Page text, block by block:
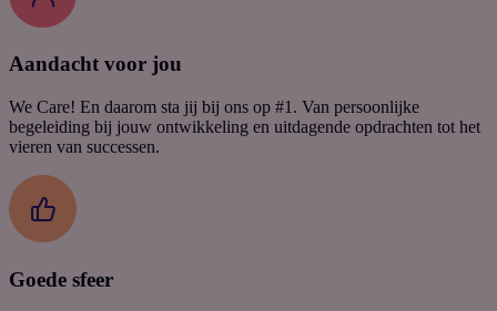
Aandacht voor jou
We Care! En daarom sta jij bij ons op #1. Van persoonlijke
begeleiding bij jouw ontwikkeling en uitdagende opdrachten tot het
vieren van successen.
Goede sfeer